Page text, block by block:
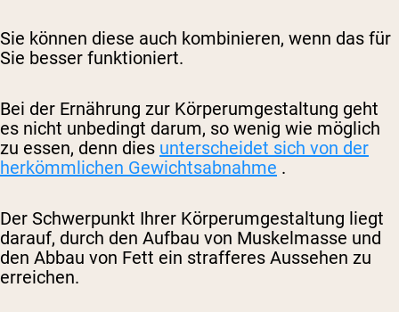
Sie können diese auch kombinieren, wenn das für
Sie besser funktioniert.
Bei der Ernährung zur Körperumgestaltung geht
es nicht unbedingt darum, so wenig wie möglich
zu essen, denn dies unterscheidet sich von der
herkömmlichen Gewichtsabnahme .
Der Schwerpunkt Ihrer Körperumgestaltung liegt
darauf, durch den Aufbau von Muskelmasse und
den Abbau von Fett ein strafferes Aussehen zu
erreichen.